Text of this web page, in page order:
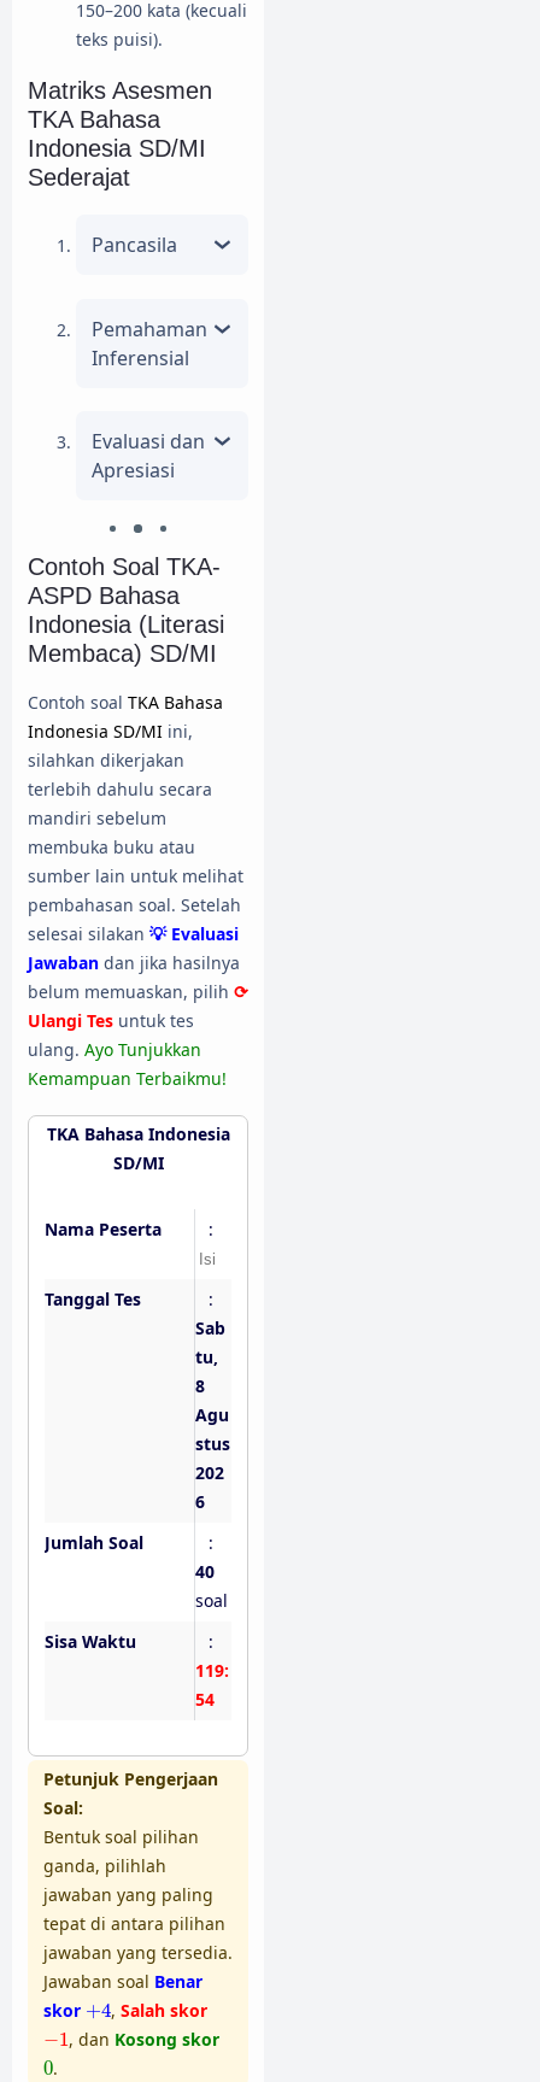
150–200 kata (kecuali
teks puisi).
Matriks Asesmen
TKA Bahasa
Indonesia SD/MI
Sederajat
Pancasila
Pemahaman
Inferensial
Evaluasi dan
Apresiasi
Contoh Soal TKA-
ASPD Bahasa
Indonesia (Literasi
Membaca) SD/MI
Contoh soal TKA Bahasa
Indonesia SD/MI ini,
silahkan dikerjakan
terlebih dahulu secara
mandiri sebelum
membuka buku atau
sumber lain untuk melihat
pembahasan soal. Setelah
selesai silakan 💡 Evaluasi
Jawaban dan jika hasilnya
belum memuaskan, pilih ⟳
Ulangi Tes untuk tes
ulang. Ayo Tunjukkan
Kemampuan Terbaikmu!
TKA Bahasa Indonesia
SD/MI
Nama Peserta :
Tanggal Tes
:
Sab
tu,
8
Agu
stus
202
6
Jumlah Soal
:
40
soal
Sisa Waktu
:
119:
53
Petunjuk Pengerjaan
Soal:
Bentuk soal pilihan
ganda, pilihlah
jawaban yang paling
tepat di antara pilihan
jawaban yang tersedia.
Jawaban soal Benar
skor +4
+ 4, Salah skor
−1
1 , dan Kosong skor
0
0.